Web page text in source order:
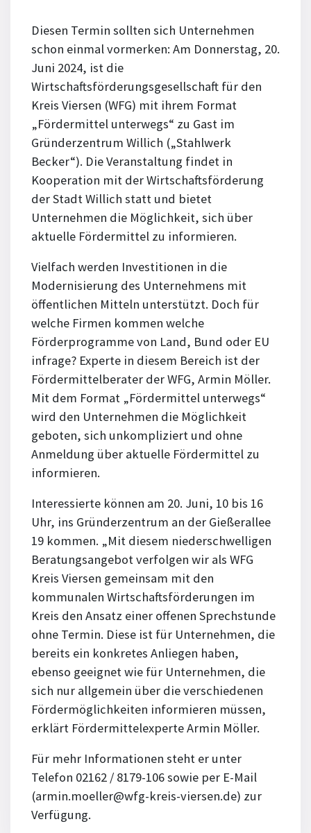
Diesen Termin sollten sich Unternehmen
schon einmal vormerken: Am Donnerstag, 20.
Juni 2024, ist die
Wirtschaftsförderungsgesellschaft für den
Kreis Viersen (WFG) mit ihrem Format
„Fördermittel unterwegs“ zu Gast im
Gründerzentrum Willich („Stahlwerk
Becker“). Die Veranstaltung findet in
Kooperation mit der Wirtschaftsförderung
der Stadt Willich statt und bietet
Unternehmen die Möglichkeit, sich über
aktuelle Fördermittel zu informieren.
Vielfach werden Investitionen in die
Modernisierung des Unternehmens mit
öffentlichen Mitteln unterstützt. Doch für
welche Firmen kommen welche
Förderprogramme von Land, Bund oder EU
infrage? Experte in diesem Bereich ist der
Fördermittelberater der WFG, Armin Möller.
Mit dem Format „Fördermittel unterwegs“
wird den Unternehmen die Möglichkeit
geboten, sich unkompliziert und ohne
Anmeldung über aktuelle Fördermittel zu
informieren.
Interessierte können am 20. Juni, 10 bis 16
Uhr, ins Gründerzentrum an der Gießerallee
19 kommen. „Mit diesem niederschwelligen
Beratungsangebot verfolgen wir als WFG
Kreis Viersen gemeinsam mit den
kommunalen Wirtschaftsförderungen im
Kreis den Ansatz einer offenen Sprechstunde
ohne Termin. Diese ist für Unternehmen, die
bereits ein konkretes Anliegen haben,
ebenso geeignet wie für Unternehmen, die
sich nur allgemein über die verschiedenen
Fördermöglichkeiten informieren müssen,
erklärt Fördermittelexperte Armin Möller.
Für mehr Informationen steht er unter
Telefon 02162 / 8179-106 sowie per E-Mail
(armin.moeller@wfg-kreis-viersen.de) zur
Verfügung.